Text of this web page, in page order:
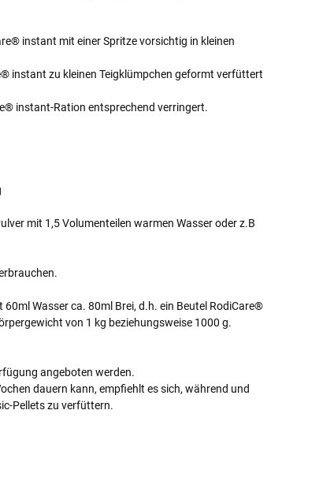
instant mit einer Spritze vorsichtig in kleinen
instant zu kleinen Teigklümpchen geformt verfüttert
instant-Ration entsprechend verringert.
mit 1,5 Volumenteilen warmen Wasser oder z.B
Wasser ca. 80ml Brei, d.h. ein Beutel RodiCare®
von 1 kg beziehungsweise 1000 g.
angeboten werden.
dauern kann, empfiehlt es sich, während und
Pellets zu verfüttern.